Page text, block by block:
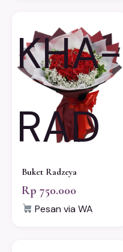
KHA-
RAD
Buket Radzeya
Rp 750.000
Pesan via WA